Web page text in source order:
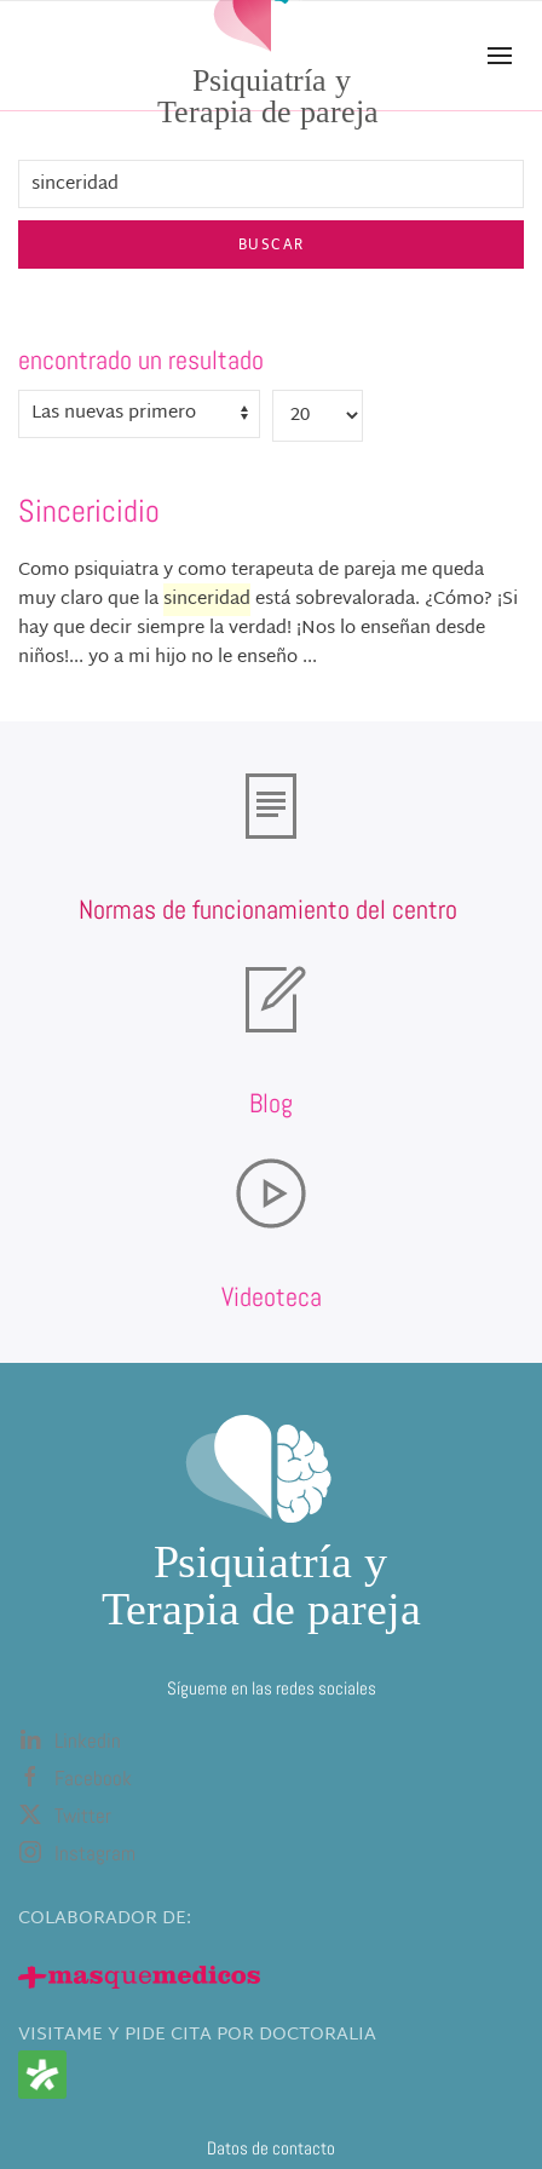
Skip to main contentPsiquiatría y
Terapia de pareja
BUSCAR
encontrado un resultado
Sincericidio
Como psiquiatra y como terapeuta de pareja me queda
muy claro que lasinceridadestá sobrevalorada. ¿Cómo? ¡Si
hay que decir siempre la verdad! ¡Nos lo enseñan desde
niños!... yo a mi hijo no le enseño ...
Normas de funcionamiento del centro
Blog
Videoteca
Sígueme en las redes sociales
Linkedin
Facebook
Twitter
Instagram
COLABORADOR DE:
VISITAME Y PIDE CITA POR DOCTORALIA
Datos de contacto